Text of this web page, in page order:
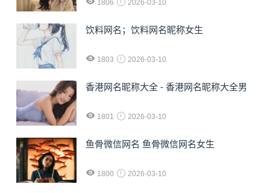
1806 2026-03-10
饮料网名；饮料网名昵称女生
1803 2026-03-10
香港网名昵称大全 - 香港网名昵称大全男
1801 2026-03-10
鱼骨微信网名 鱼骨微信网名女生
1800 2026-03-10